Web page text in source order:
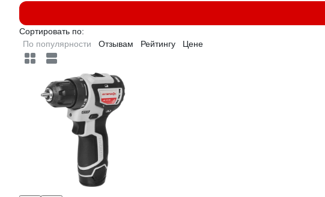
Сортировать по:
По популярности
Отзывам Рейтингу Цене